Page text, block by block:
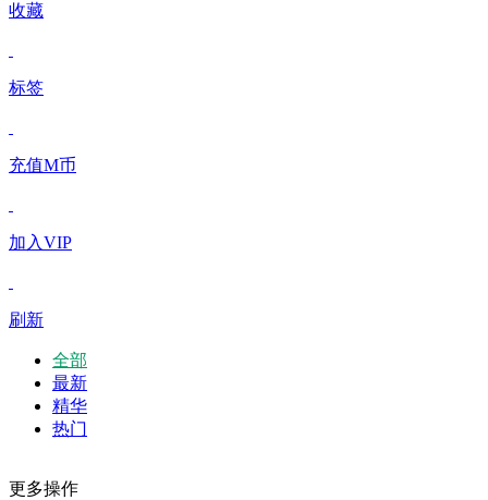
收藏
标签
充值M币
加入VIP
刷新
全部
最新
精华
热门
更多操作